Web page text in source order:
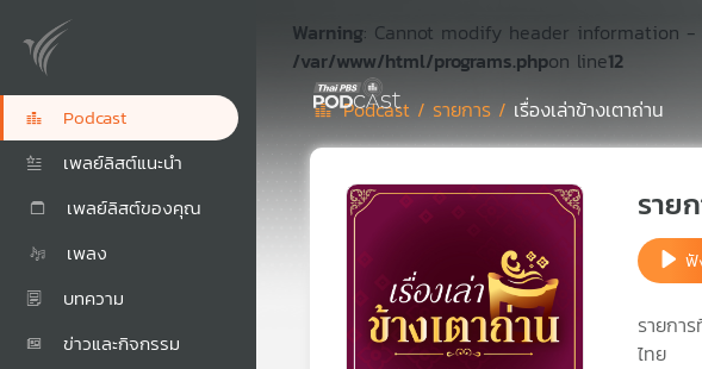
Podcast
เพลย์ลิสต์แนะนำ
เพลย์ลิสต์ของคุณ
เพลง
บทความ
ข่าวและกิจกรรม
Warning: Cannot modify header information
/var/www/html/programs.phpon line12
Podcast /รายการ / เรื่องเล่าข้างเตาถ่าน
ราย
ฟั
รายกา
ไทย